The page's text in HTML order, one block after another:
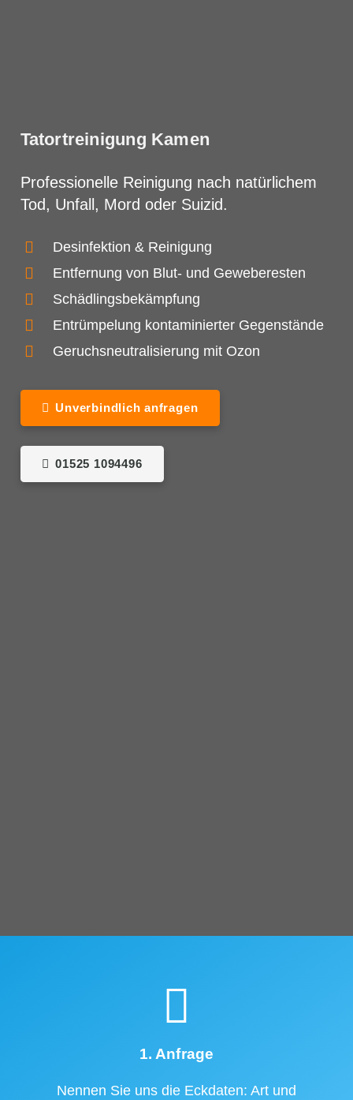
Tatortreinigung Kamen
Professionelle Reinigung nach natürlichem
Tod, Unfall, Mord oder Suizid.
Desinfektion & Reinigung
Entfernung von Blut- und Geweberesten
Schädlingsbekämpfung
Entrümpelung kontaminierter Gegenstände
Geruchsneutralisierung mit Ozon
Unverbindlich anfragen
01525 1094496
1. Anfrage
Nennen Sie uns die Eckdaten: Art und